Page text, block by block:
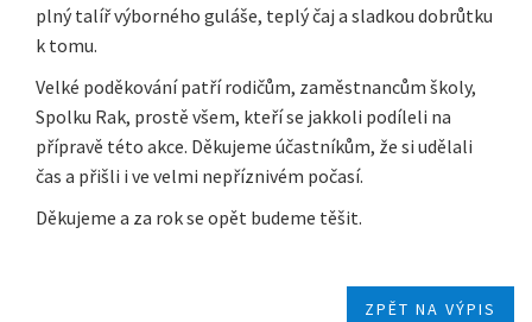
plný talíř výborného guláše, teplý čaj a sladkou dobrůtku
k tomu.
Velké poděkování patří rodičům, zaměstnancům školy,
Spolku Rak, prostě všem, kteří se jakkoli podíleli na
přípravě této akce. Děkujeme účastníkům, že si udělali
čas a přišli i ve velmi nepříznivém počasí.
Děkujeme a za rok se opět budeme těšit.
ZPĚT NA VÝPIS